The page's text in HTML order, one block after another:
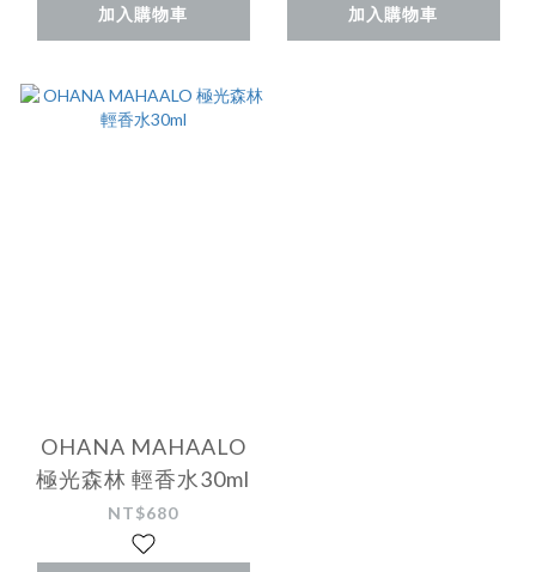
加入購物車 加入購物車
OHANA MAHAALO
極光森林 輕香水30ml
NT$680